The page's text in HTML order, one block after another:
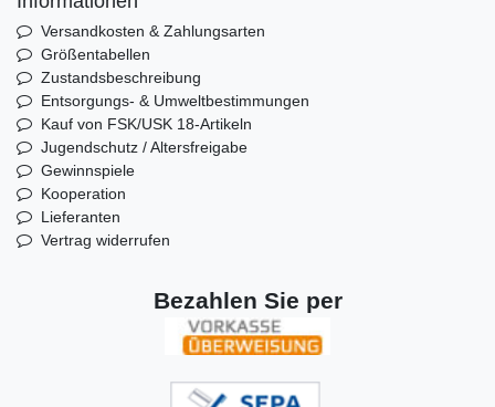
Versandkosten & Zahlungsarten
Größentabellen
Zustandsbeschreibung
Entsorgungs- & Umweltbestimmungen
Kauf von FSK/USK 18-Artikeln
Jugendschutz / Altersfreigabe
Gewinnspiele
Kooperation
Lieferanten
Vertrag widerrufen
Bezahlen Sie per